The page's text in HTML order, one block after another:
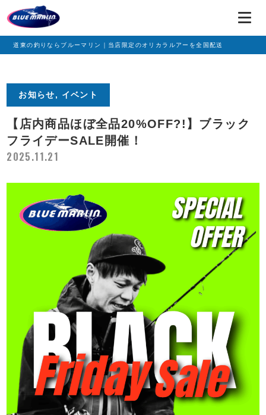
道東の釣りならブルーマリン｜当店限定のオリカラルアーを全国配送
お知らせ, イベント
【店内商品ほぼ全品20%OFF?!】ブラック
フライデーSALE開催！
2025.11.21